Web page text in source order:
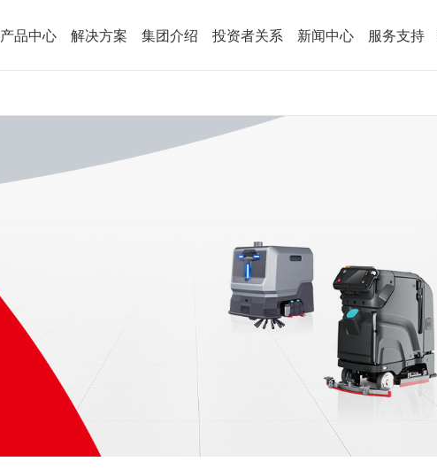
产品中心 解决方案 集团介绍 投资者关系 新闻中心 服务支持